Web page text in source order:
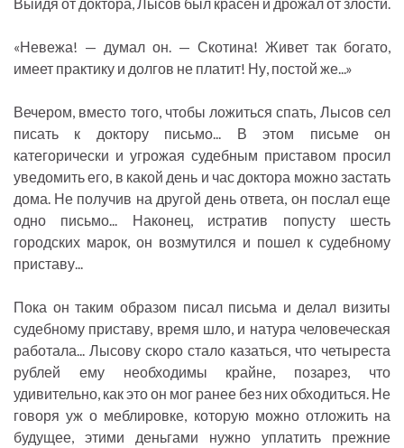
«Невежа! — думал он. — Скотина! Живет так богато,
имеет практику и долгов не платит! Ну, постой же...»
Вечером, вместо того, чтобы ложиться спать, Лысов сел
писать к доктору письмо... В этом письме он
категорически и угрожая судебным приставом просил
уведомить его, в какой день и час доктора можно застать
дома. Не получив на другой день ответа, он послал еще
одно письмо... Наконец, истратив попусту шесть
городских марок, он возмутился и пошел к судебному
приставу...
Пока он таким образом писал письма и делал визиты
судебному приставу, время шло, и натура человеческая
работала... Лысову скоро стало казаться, что четыреста
рублей ему необходимы крайне, позарез, что
удивительно, как это он мог ранее без них обходиться. Не
говоря уж о меблировке, которую можно отложить на
будущее, этими деньгами нужно уплатить прежние